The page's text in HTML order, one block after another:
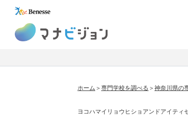
ホーム 専門学校を調べる 神奈川県の
ヨコハマイリョウヒショアンドアイティ